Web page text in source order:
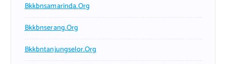
Bkkbnsamarinda.org
Bkkbnserang.org
Bkkbntanjungselor.org